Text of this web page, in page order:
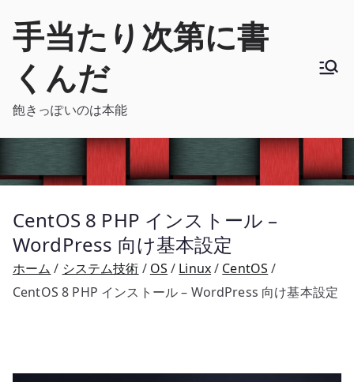
手当たり次第に書
くんだ
飽きっぽいのは本能
CentOS 8 PHP インストール –
WordPress 向け基本設定
ホーム システム技術 OS Linux
CentOS
CentOS 8 PHP インストール – WordPress 向け基本設定